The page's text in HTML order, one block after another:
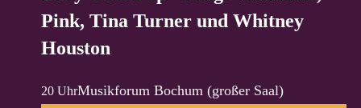
Pink, Tina Turner und Whitney
Houston
20 UhrMusikforum Bochum (großer Saal)